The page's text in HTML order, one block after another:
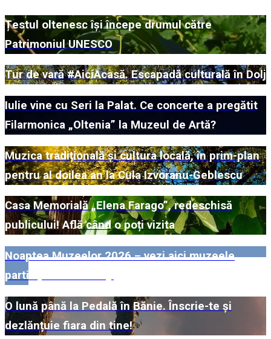
Țestul oltenesc își începe drumul către
Patrimoniul UNESCO
Tur de vară #AiciAcasă. Escapadă culturală în Dolj
Iulie vine cu Seri la Palat. Ce concerte a pregătit
Filarmonica „Oltenia” la Muzeul de Artă?
Muzica tradițională și cultura locală, în prim-plan
pentru al doilea an la Cula Izvoranu-Geblescu
Casa Memorială „Elena Farago”, redeschisă
publicului! Află când o poți vizita
Noaptea Muzeelor 2026 – vezi aici muzeele
participante din Dolj!
O lună până la Pedală în Bănie. Înscrie-te și
dezlănțuie fiara din tine!